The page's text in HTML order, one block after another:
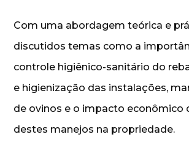
Com uma abordagem teórica e
discutidos temas como a
controle higiênico-sanitário do
e higienização das instalações,
de ovinos e o impacto econômico
destes manejos na propriedade.